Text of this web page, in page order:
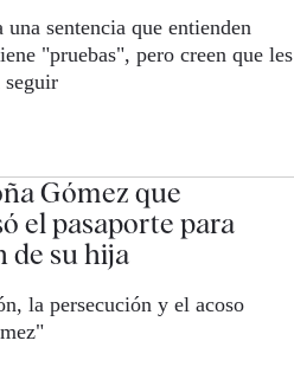
sentencia que entienden
"pruebas", pero creen que les
seguir
Gómez que
el pasaporte para
de su hija
la persecución y el acoso